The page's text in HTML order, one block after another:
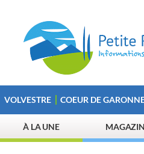
VOLVESTRE COEUR DE
À LA UNE